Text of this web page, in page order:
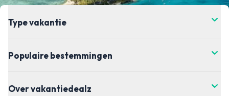
de meest actuele vanaf-prijs kun je het beste
wil boeken.
Type vakantie
Populaire bestemmingen
Over vakantiedealz